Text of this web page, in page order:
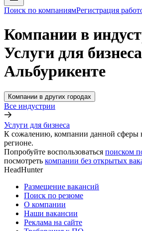
Поиск по компаниямРегистрация
Компании в
Услуги для
Альбурикенте
Компании в других городах
Все индустрии
Услуги для бизнеса
К сожалению, компании данной сферы
регионе.
Попробуйте воспользоваться поиском
посмотреть компании без открытых
HeadHunter
Размещение вакансий
Поиск по резюме
О компании
Наши вакансии
Реклама на сайте